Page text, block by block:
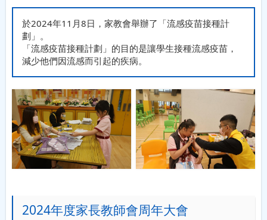
於2024年11月8日，家教會舉辦了「流感疫苗接種計
劃」。
「流感疫苗接種計劃」的目的是讓學生接種流感疫苗，
減少他們因流感而引起的疾病。
2024年度家長教師會周年大會